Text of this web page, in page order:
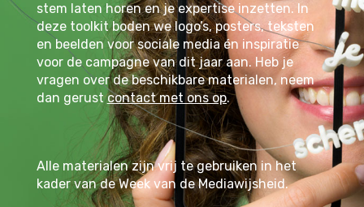
stem laten horen en je expertise inzetten. In
deze toolkit boden we logo’s, posters, teksten
en beelden voor sociale media én inspiratie
voor de campagne van dit jaar aan. Heb je
vragen over de beschikbare materialen, neem
dan gerustcontact met ons op.
Alle materialen zijn vrij te gebruiken in het
kader van de Week van de Mediawijsheid.